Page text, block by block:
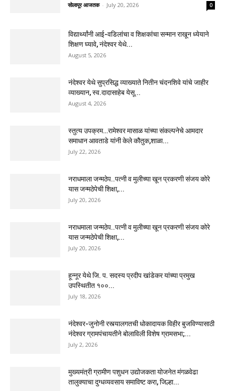
सोलापूर आजतक - July 20, 2026 0
विद्यार्थ्यांनी आई-वडिलांचा व शिक्षकांचा सन्मान राखून ध्येयाने
शिक्षण घ्यावे, नंदेश्वर येथे...
August 5, 2026
नंदेश्वर येथे सुप्रसिद्ध व्याख्याते नितीन चंदनशिवे यांचे जाहीर
व्याख्यान, स्व.दादासाहेब येसू...
August 4, 2026
स्तुत्य उपक्रम…रामेश्वर मासाळ यांच्या संकल्पनेचे आमदार
समाधान आवताडे यांनी केले कौतुक,शाळा...
July 22, 2026
नराधमाला जन्मठेप..पत्नी व मुलीच्या खून प्रकरणी संजय कोरे
यास जन्मठेपेची शिक्षा,...
July 20, 2026
नराधमाला जन्मठेप..पत्नी व मुलीच्या खून प्रकरणी संजय कोरे
यास जन्मठेपेची शिक्षा,...
July 20, 2026
हून्नूर येथे जि. प. सदस्य प्रदीप खांडेकर यांच्या प्रमुख
उपस्थितीत १००...
July 18, 2026
नंदेश्वर-जुनोनी रस्त्यालगतची धोकादायक विहीर बुजविण्यासाठी
नंदेश्वर ग्रामपंचायतीने बोलाविली विशेष ग्रामसभा;...
July 2, 2026
मुख्यमंत्री ग्रामीण पशुधन उद्योजकता योजनेत मंगळवेढा
तालुक्याचा दुग्धव्यवसाय समाविष्ट करा, जिल्हा...